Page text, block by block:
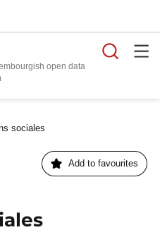
open data
platform
sociales
Add to favourites